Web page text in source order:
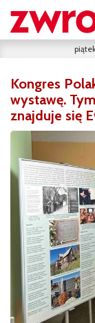
Kongres
wystawę.
znajduje się